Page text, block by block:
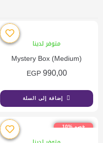
متوفر لدينا
Mystery Box (Medium)
990,00
EGP
إضافة إلى السلة
خصم %10